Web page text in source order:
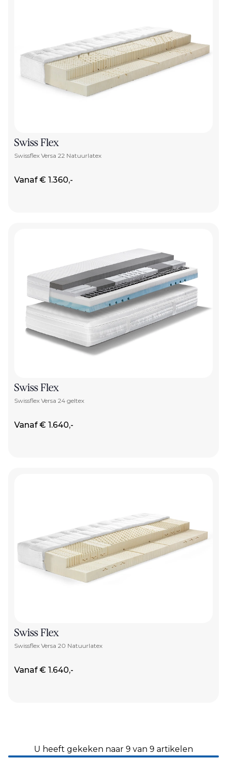
Swiss Flex
Swissflex Versa 22 Natuurlatex
Vanaf € 1.360,-
Swiss Flex
Swissflex Versa 24 geltex
Vanaf € 1.640,-
Swiss Flex
Swissflex Versa 20 Natuurlatex
Vanaf € 1.640,-
U heeft gekeken naar 9 van 9 artikelen